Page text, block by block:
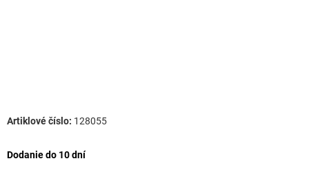
Dodanie do 10 dní
128055